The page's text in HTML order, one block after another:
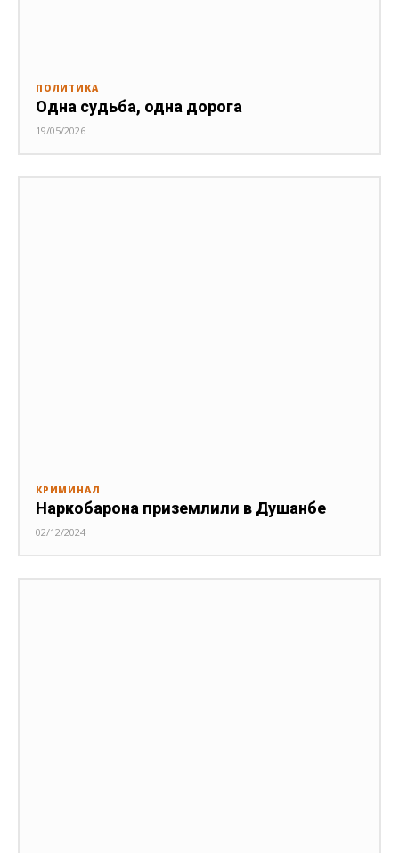
ПОЛИТИКА
Одна судьба, одна дорога
19/05/2026
КРИМИНАЛ
Наркобарона приземлили в Душанбе
02/12/2024